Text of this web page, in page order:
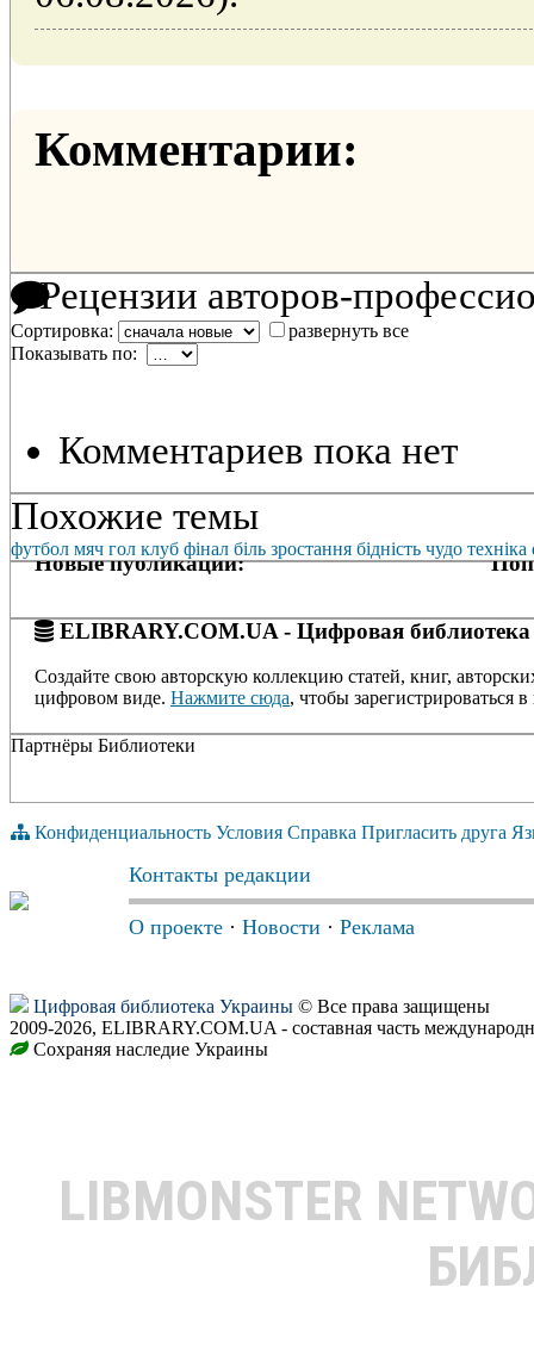
Комментарии:
Рецензии авторов-
Сортировка:
развернуть все
Показывать по:
Комментариев пока нет
Похожие темы
футбол мяч гол клуб фінал біль зростання бідність чудо техніка
Новые публикации:
ELIBRARY.COM.UA - Цифровая библиотека
Создайте свою авторскую коллекцию статей, книг,
цифровом виде. Нажмите сюда, чтобы зарегистрироваться в
Партнёры Библиотеки
Конфиденциальность Условия Справка Пригласить друга
Контакты редакции
О проекте · Новости · Реклама
Цифровая библиотека Украины © Все права защищены
2009-2026, ELIBRARY.COM.UA - составная часть
Сохраняя наследие Украины
LIBMONSTER